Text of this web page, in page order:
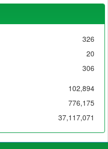
326
20
306
102,894
776,175
37,117,071